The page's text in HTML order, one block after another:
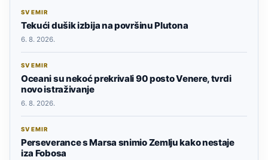
SVEMIR
Tekući dušik izbija na površinu Plutona
6. 8. 2026.
SVEMIR
Oceani su nekoć prekrivali 90 posto Venere, tvrdi
novo istraživanje
6. 8. 2026.
SVEMIR
Perseverance s Marsa snimio Zemlju kako nestaje
iza Fobosa